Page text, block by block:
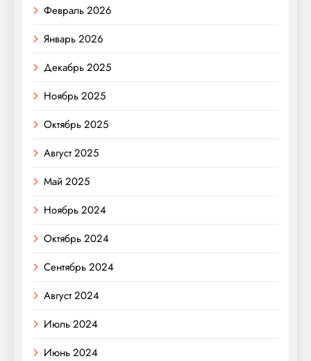
Февраль 2026
Январь 2026
Декабрь 2025
Ноябрь 2025
Октябрь 2025
Август 2025
Май 2025
Ноябрь 2024
Октябрь 2024
Сентябрь 2024
Август 2024
Июль 2024
Июнь 2024